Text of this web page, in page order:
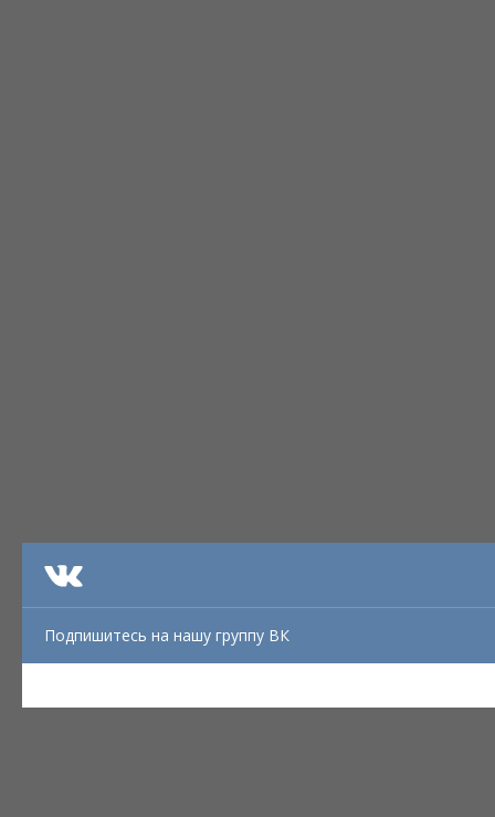
Подпишитесь на нашу группу ВК